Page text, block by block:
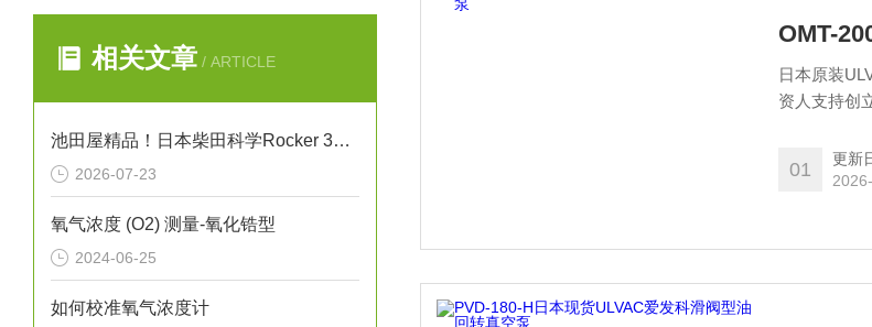
相关文章 / ARTICLE
池田屋精品！日本柴田科学Rocker 300干式真空泵
2026-07-23
氧气浓度 (O2) 测量-氧化锆型
2024-06-25
如何校准氧气浓度计
OMT-
日本原装
资人支持创
01
更新